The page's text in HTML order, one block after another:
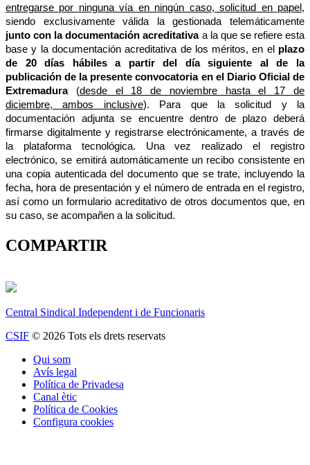
entregarse por ninguna vía en ningún caso, solicitud en papel,
siendo exclusivamente válida la gestionada telemáticamente
junto con la documentación acreditativaa la que se refiere esta
base y la documentación acreditativa de los méritos, en el plazo
de 20 días hábiles a partir del día siguiente al de la
publicación de la presente convocatoria en el Diario Oficial de
Extremadura(desde el 18 de noviembre hasta el 17 de
diciembre, ambos inclusive). Para que la solicitud y la
documentación adjunta se encuentre dentro de plazo deberá
firmarse digitalmente y registrarse electrónicamente, a través de
la plataforma tecnológica. Una vez realizado el registro
electrónico, se emitirá automáticamente un recibo consistente en
una copia autenticada del documento que se trate, incluyendo la
fecha, hora de presentación y el número de entrada en el registro,
así como un formulario acreditativo de otros documentos que, en
su caso, se acompañen a la solicitud.
COMPARTIR
Central Sindical Independent i de Funcionaris
CSIF © 2026 Tots els drets reservats
Qui som
Avís legal
Política de Privadesa
Canal ètic
Política de Cookies
Configura cookies